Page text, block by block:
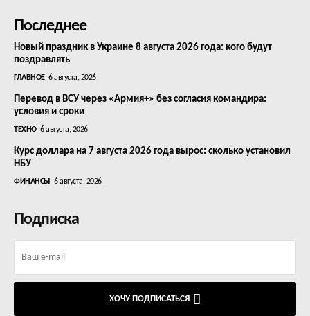
Последнее
Новый праздник в Украине 8 августа 2026 года: кого будут
поздравлять
ГЛАВНОЕ 6 августа, 2026
Перевод в ВСУ через «Армия+» без согласия командира:
условия и сроки
ТЕХНО 6 августа, 2026
Курс доллара на 7 августа 2026 года вырос: сколько установил
НБУ
ФИНАНСЫ 6 августа, 2026
Подписка
ХОЧУ ПОДПИСАТЬСЯ